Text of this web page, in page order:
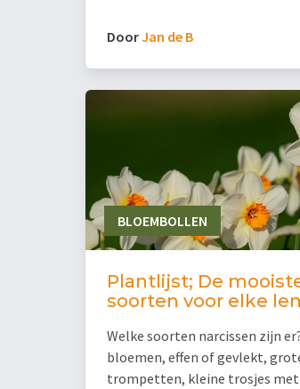
DoorJan de B
BLOEMBOLLEN
Plantlijst; De
soorten voor elke
Welke soorten narcissen zijn
bloemen, effen of gevlekt,
trompetten, kleine trosjes